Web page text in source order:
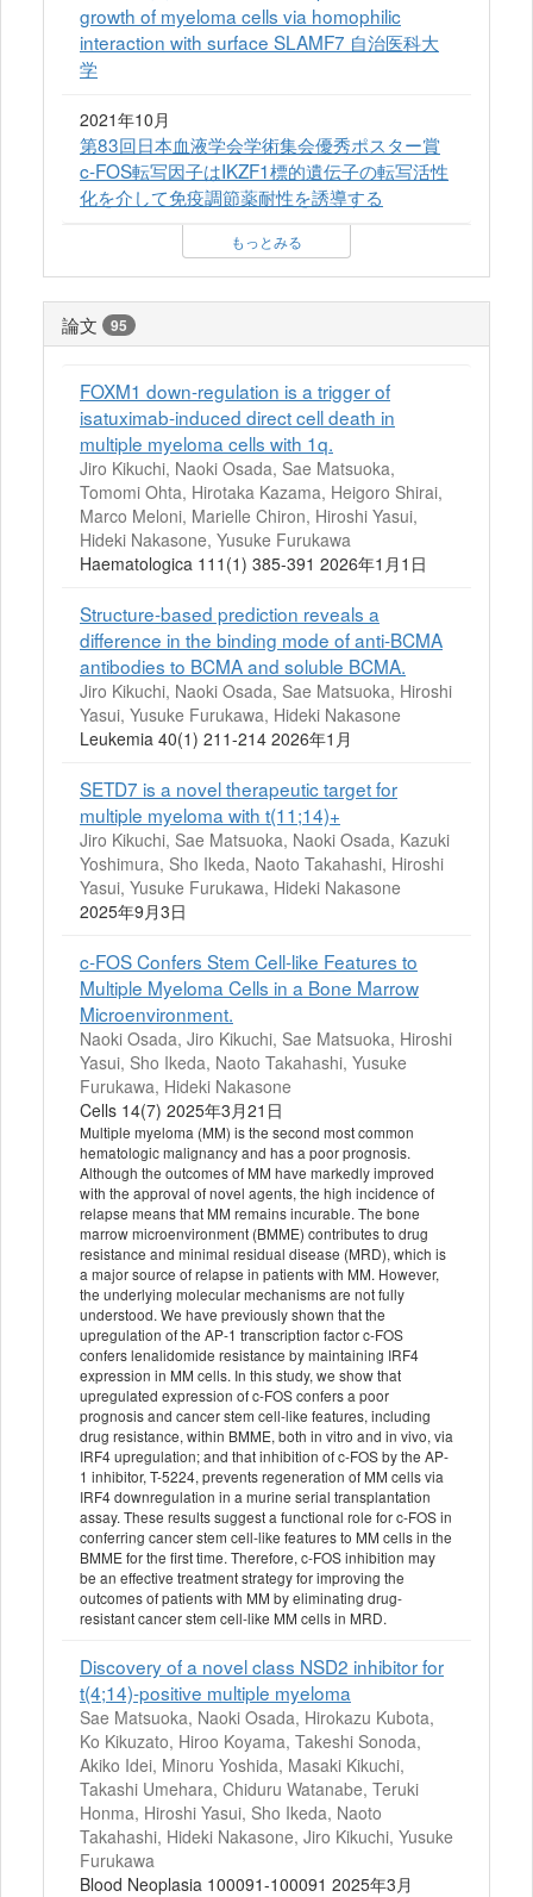
growth of myeloma cells via homophilic
interaction with surface SLAMF7 自治医科大
学
2021年10月
第83回日本血液学会学術集会優秀ポスター賞
c-FOS転写因子はIKZF1標的遺伝子の転写活性
化を介して免疫調節薬耐性を誘導する
もっとみる
論文 95
FOXM1 down-regulation is a trigger of
isatuximab-induced direct cell death in
multiple myeloma cells with 1q.
Jiro Kikuchi, Naoki Osada, Sae Matsuoka,
Tomomi Ohta, Hirotaka Kazama, Heigoro Shirai,
Marco Meloni, Marielle Chiron, Hiroshi Yasui,
Hideki Nakasone, Yusuke Furukawa
Haematologica 111(1) 385-391 2026年1月1日
Structure-based prediction reveals a
difference in the binding mode of anti-BCMA
antibodies to BCMA and soluble BCMA.
Jiro Kikuchi, Naoki Osada, Sae Matsuoka, Hiroshi
Yasui, Yusuke Furukawa, Hideki Nakasone
Leukemia 40(1) 211-214 2026年1月
SETD7 is a novel therapeutic target for
multiple myeloma with t(11;14)+
Jiro Kikuchi, Sae Matsuoka, Naoki Osada, Kazuki
Yoshimura, Sho Ikeda, Naoto Takahashi, Hiroshi
Yasui, Yusuke Furukawa, Hideki Nakasone
2025年9月3日
c-FOS Confers Stem Cell-like Features to
Multiple Myeloma Cells in a Bone Marrow
Microenvironment.
Naoki Osada, Jiro Kikuchi, Sae Matsuoka, Hiroshi
Yasui, Sho Ikeda, Naoto Takahashi, Yusuke
Furukawa, Hideki Nakasone
Cells 14(7) 2025年3月21日
Multiple myeloma (MM) is the second most common
hematologic malignancy and has a poor prognosis.
Although the outcomes of MM have markedly improved
with the approval of novel agents, the high incidence of
relapse means that MM remains incurable. The bone
marrow microenvironment (BMME) contributes to drug
resistance and minimal residual disease (MRD), which is
a major source of relapse in patients with MM. However,
the underlying molecular mechanisms are not fully
understood. We have previously shown that the
upregulation of the AP-1 transcription factor c-FOS
confers lenalidomide resistance by maintaining IRF4
expression in MM cells. In this study, we show that
upregulated expression of c-FOS confers a poor
prognosis and cancer stem cell-like features, including
drug resistance, within BMME, both in vitro and in vivo, via
IRF4 upregulation; and that inhibition of c-FOS by the AP-
1 inhibitor, T-5224, prevents regeneration of MM cells via
IRF4 downregulation in a murine serial transplantation
assay. These results suggest a functional role for c-FOS in
conferring cancer stem cell-like features to MM cells in the
BMME for the first time. Therefore, c-FOS inhibition may
be an effective treatment strategy for improving the
outcomes of patients with MM by eliminating drug-
resistant cancer stem cell-like MM cells in MRD.
Discovery of a novel class NSD2 inhibitor for
t(4;14)-positive multiple myeloma
Sae Matsuoka, Naoki Osada, Hirokazu Kubota,
Ko Kikuzato, Hiroo Koyama, Takeshi Sonoda,
Akiko Idei, Minoru Yoshida, Masaki Kikuchi,
Takashi Umehara, Chiduru Watanabe, Teruki
Honma, Hiroshi Yasui, Sho Ikeda, Naoto
Takahashi, Hideki Nakasone, Jiro Kikuchi, Yusuke
Furukawa
Blood Neoplasia 100091-100091 2025年3月